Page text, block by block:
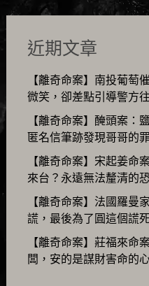
近期文章
【離奇命案】南投葡萄
微笑，卻差點引導警方
【離奇命案】醃頭案：
匿名信筆跡發現哥哥的
【離奇命案】宋起姜命
來台？永遠無法釐清的
【離奇命案】法國羅曼
謊，最後為了圓這個謊
【離奇命案】莊福來命
闆，安的是謀財害命的心